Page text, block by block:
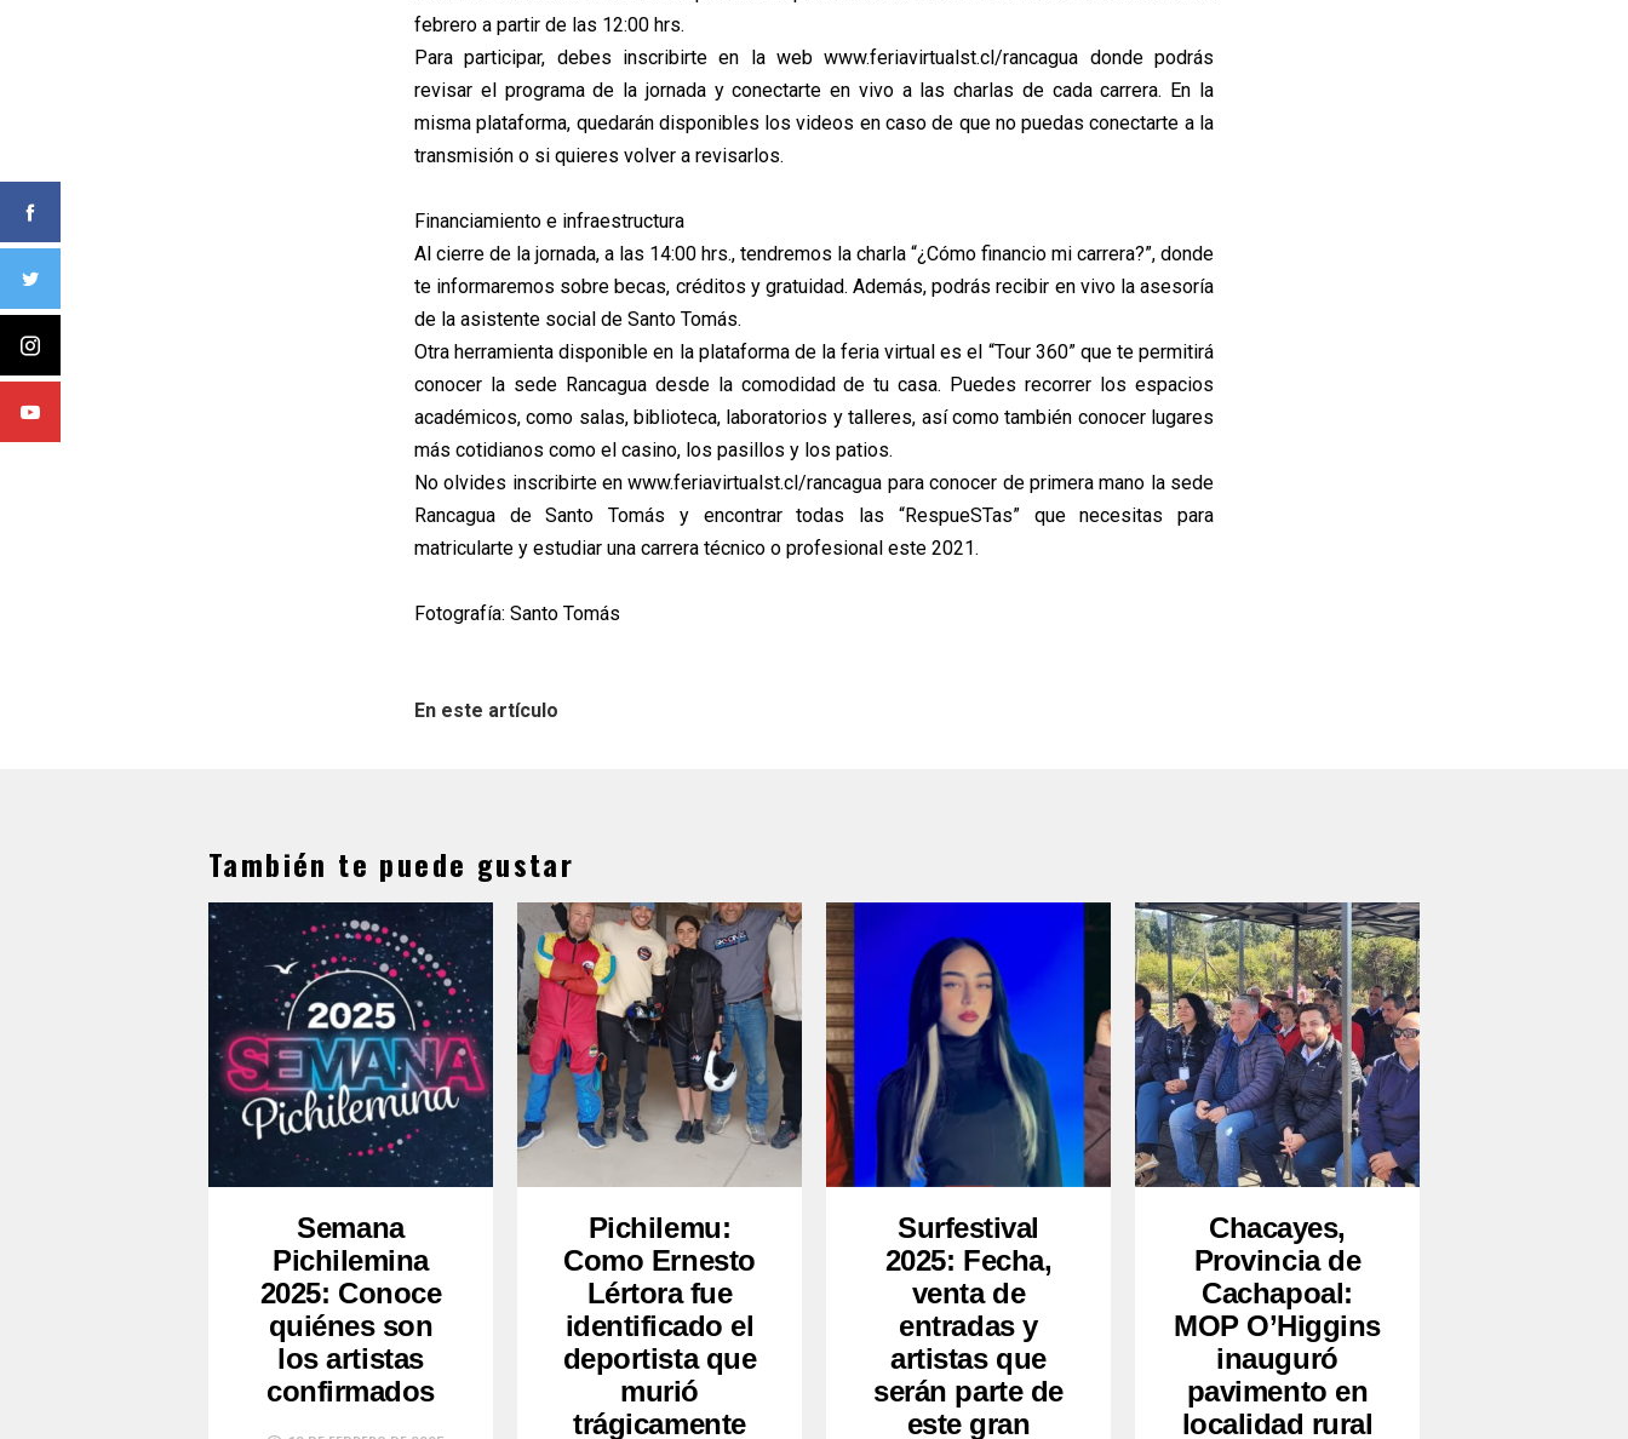
febrero a partir de las 12:00 hrs.
Para participar, debes inscribirte en la web www.feriavirtualst.cl/rancagua donde podrás
revisar el programa de la jornada y conectarte en vivo a las charlas de cada carrera. En la
misma plataforma, quedarán disponibles los videos en caso de que no puedas conectarte a la
transmisión o si quieres volver a revisarlos.
Financiamiento e infraestructura
Al cierre de la jornada, a las 14:00 hrs., tendremos la charla “¿Cómo financio mi carrera?”, donde
te informaremos sobre becas, créditos y gratuidad. Además, podrás recibir en vivo la asesoría
de la asistente social de Santo Tomás.
Otra herramienta disponible en la plataforma de la feria virtual es el “Tour 360” que te permitirá
conocer la sede Rancagua desde la comodidad de tu casa. Puedes recorrer los espacios
académicos, como salas, biblioteca, laboratorios y talleres, así como también conocer lugares
más cotidianos como el casino, los pasillos y los patios.
No olvides inscribirte en www.feriavirtualst.cl/rancagua para conocer de primera mano la sede
Rancagua de Santo Tomás y encontrar todas las “RespueSTas” que necesitas para
matricularte y estudiar una carrera técnico o profesional este 2021.
Fotografía: Santo Tomás
En este artículo
También te puede gustar
Semana
Pichilemina
2025: Conoce
quiénes son
los artistas
confirmados
Pichilemu:
Como Ernesto
Lértora fue
identificado el
deportista que
murió
trágicamente
Surfestival
2025: Fecha,
venta de
entradas y
artistas que
serán parte de
este gran
Chacayes,
Provincia de
Cachapoal:
MOP O’Higgins
inauguró
pavimento en
localidad rural